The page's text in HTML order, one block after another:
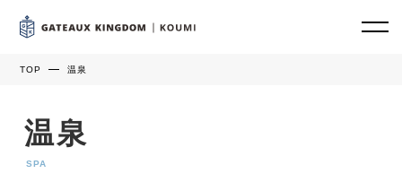
TOP 温泉
温泉
SPA